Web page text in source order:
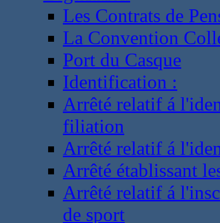
Les Contrats de
La Convention
Port du Casque
Identification :
Arrêté relatif á
filiation
Arrêté relatif á
Arrêté établissant
Arrêté relatif á
de sport